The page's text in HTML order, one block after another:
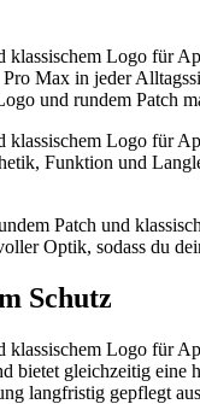
Logo für
Max in jeder
und rundem Patch
Logo für
Funktion und
Patch und
Optik, sodass du
Schutz
Logo für
bietet gleichzeitig
langfristig gepflegt